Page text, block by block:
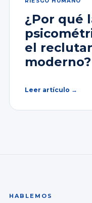
¿Por qué
el
moderno?
Leer artículo →
HABLEMOS